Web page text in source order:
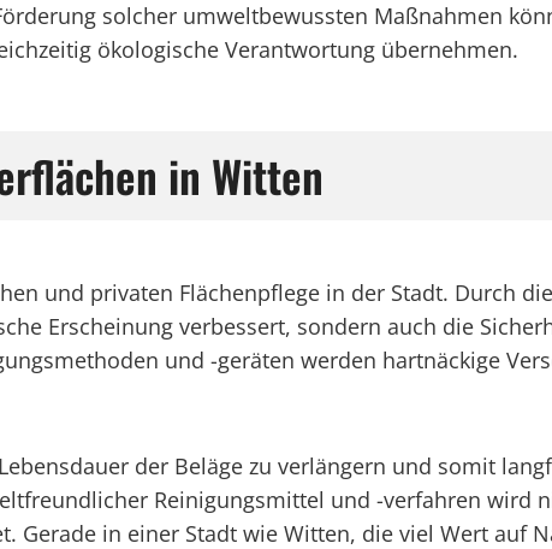
solcher umweltbewussten Maßnahmen
ökologische Verantwortung übernehmen.
in Witten
und privaten Flächenpflege in der Stadt. Durch
Erscheinung verbessert, sondern auch die
und -geräten werden hartnäckige
der Beläge zu verlängern und somit
Reinigungsmittel und -verfahren wird
Gerade in einer Stadt wie Witten, die viel Wert auf